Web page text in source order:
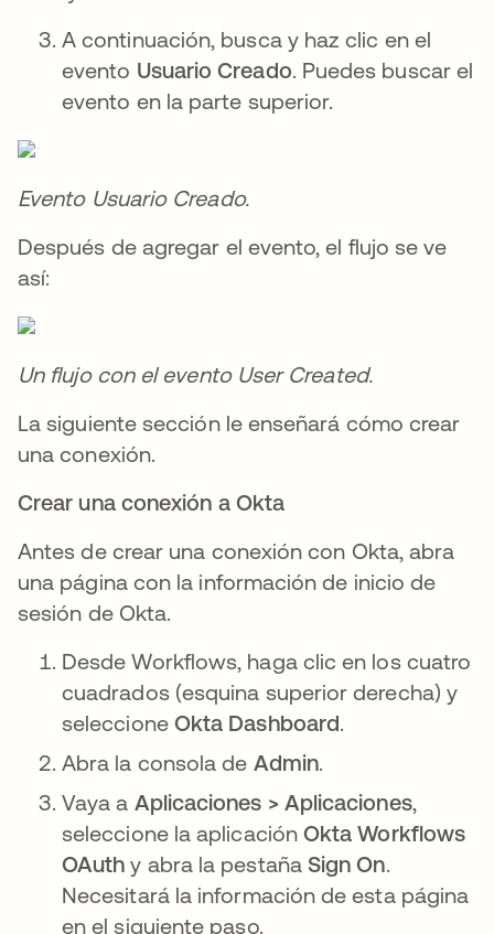
A continuación, busca y haz clic en el
evento Usuario Creado. Puedes buscar el
evento en la parte superior.
Evento Usuario Creado.
Después de agregar el evento, el flujo se ve
así:
Un flujo con el evento User Created.
La siguiente sección le enseñará cómo crear
una conexión.
Crear una conexión a Okta
Antes de crear una conexión con Okta, abra
una página con la información de inicio de
sesión de Okta.
Desde Workflows, haga clic en los cuatro
cuadrados (esquina superior derecha) y
seleccione Okta Dashboard.
Abra la consola de Admin.
Vaya a Aplicaciones > Aplicaciones,
seleccione la aplicaciónOkta Workflows
OAuth y abra la pestaña Sign On.
Necesitará la información de esta página
en el siguiente paso.